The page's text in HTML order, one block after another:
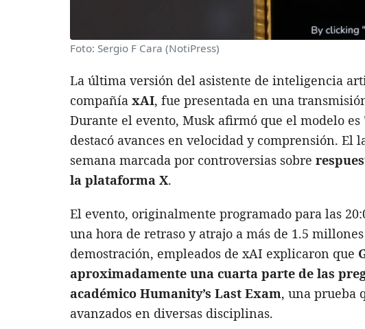
Foto: Sergio F Cara (NotiPress)
La última versión del asistente de inteligencia
compañía xAI, fue presentada en una
Durante el evento, Musk afirmó que el modelo es
destacó avances en velocidad y comprensión. El
semana marcada por controversias sobre
la plataforma X.
El evento, originalmente programado para las
una hora de retraso y atrajo a más de 1.5
demostración, empleados de xAI explicaron que
aproximadamente una cuarta parte de las
académico Humanity’s Last Exam, una prueba
avanzados en diversas disciplinas.